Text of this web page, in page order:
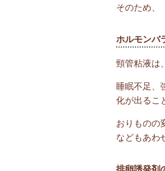
そのため、
ホルモンバ
頸管粘液は
睡眠不足、
化が出るこ
おりものの
などもあわ
排卵誘発剤